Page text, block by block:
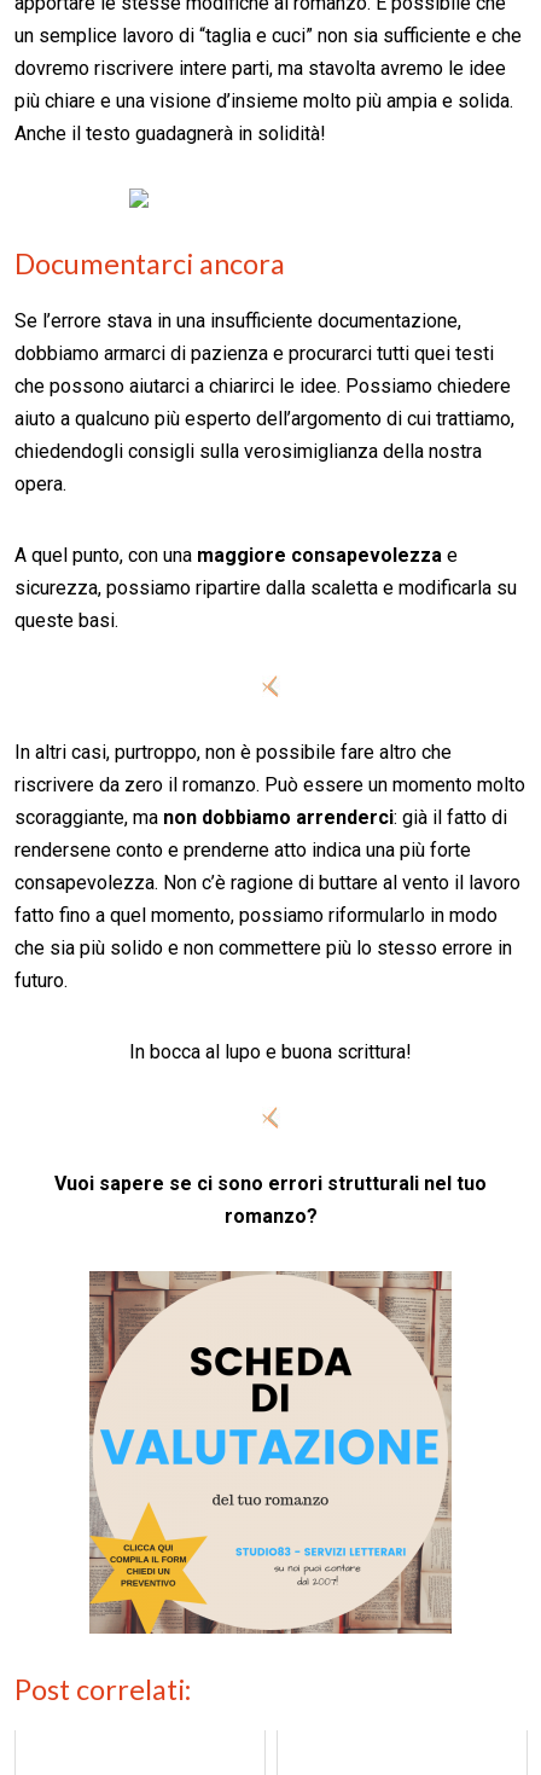
un semplice lavoro di “taglia e cuci” non sia sufficiente e che
dovremo riscrivere intere parti, ma stavolta avremo le idee
più chiare e una visione d’insieme molto più ampia e solida.
Anche il testo guadagnerà in solidità!
Documentarci ancora
Se l’errore stava in una insufficiente documentazione,
dobbiamo armarci di pazienza e procurarci tutti quei testi
che possono aiutarci a chiarirci le idee. Possiamo chiedere
aiuto a qualcuno più esperto dell’argomento di cui trattiamo,
chiedendogli consigli sulla verosimiglianza della nostra
opera.
A quel punto, con una maggiore consapevolezza e
sicurezza, possiamo ripartire dalla scaletta e modificarla su
queste basi.
In altri casi, purtroppo, non è possibile fare altro che
riscrivere da zero il romanzo. Può essere un momento molto
scoraggiante, ma non dobbiamo arrenderci: già il fatto di
rendersene conto e prenderne atto indica una più forte
consapevolezza. Non c’è ragione di buttare al vento il lavoro
fatto fino a quel momento, possiamo riformularlo in modo
che sia più solido e non commettere più lo stesso errore in
futuro.
In bocca al lupo e buona scrittura!
Vuoi sapere se ci sono errori strutturali nel tuo
romanzo?
Post correlati: